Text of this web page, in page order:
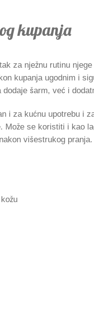
kupanja
za nježnu rutinu
kupanja ugodnim i
šarm, već i
i za kućnu upotrebu i
se koristiti i kao
višestrukog